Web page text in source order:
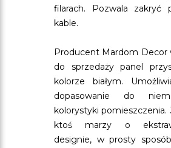
filarach. Pozwala zakryć
kable.
Producent Mardom Decor
do sprzedaży panel
kolorze białym.
dopasowanie do
kolorystyki pomieszczenia.
ktoś marzy o
designie, w prosty